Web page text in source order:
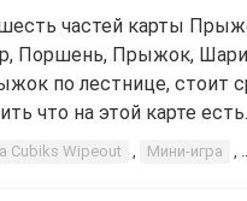
частей карты
Поршень, Прыжок,
по лестнице, стоит
что на этой карте
Cubiks Wipeout , Мини-игра ,